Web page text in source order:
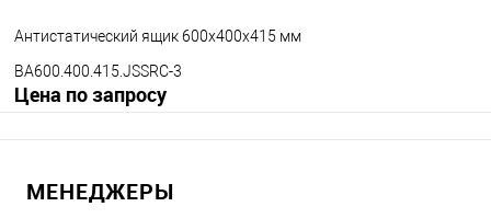
Антистатический ящик 600х400х415 мм
BA600.400.415.JSSRC-3
Цена по запросу
МЕНЕДЖЕРЫ